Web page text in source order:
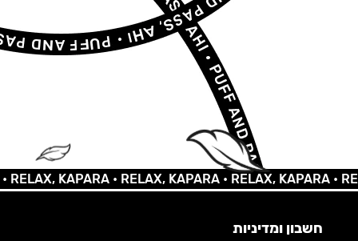
KAPARA •RELAX, KAPARA •RELAX, KAPARA •RELAX,
חשבון ומדיניות